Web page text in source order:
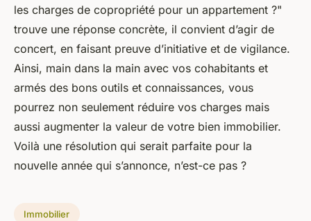
les charges de copropriété pour un appartement ?"
trouve une réponse concrète, il convient d’agir de
concert, en faisant preuve d’initiative et de vigilance.
Ainsi, main dans la main avec vos cohabitants et
armés des bons outils et connaissances, vous
pourrez non seulement réduire vos charges mais
aussi augmenter la valeur de votre bien immobilier.
Voilà une résolution qui serait parfaite pour la
nouvelle année qui s’annonce, n’est-ce pas ?
Immobilier